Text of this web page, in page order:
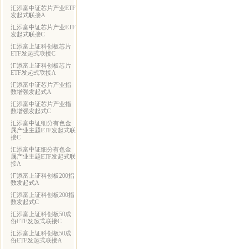
汇添富中证芯片产业ETF
发起式联接A
汇添富中证芯片产业ETF
发起式联接C
汇添富上证科创板芯片
ETF发起式联接C
汇添富上证科创板芯片
ETF发起式联接A
汇添富中证芯片产业指
数增强发起式A
汇添富中证芯片产业指
数增强发起式C
汇添富中证细分有色金
属产业主题ETF发起式联
接C
汇添富中证细分有色金
属产业主题ETF发起式联
接A
汇添富上证科创板200指
数发起式A
汇添富上证科创板200指
数发起式C
汇添富上证科创板50成
份ETF发起式联接C
汇添富上证科创板50成
份ETF发起式联接A